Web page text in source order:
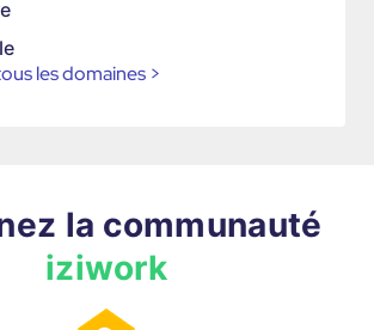
les domaines >
la communauté
iziwork